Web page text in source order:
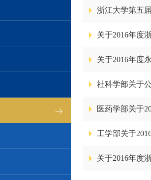
浙江大学第五
关于2016年度
关于2016年度
社科学部关于
医药学部关于
工学部关于
关于2016年度